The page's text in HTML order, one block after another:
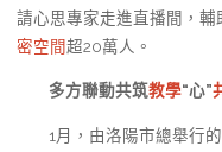
請心思專家走進直播間，
密空間超20萬人。
多方聯動共筑教學“心”
1月，由洛陽市總舉行